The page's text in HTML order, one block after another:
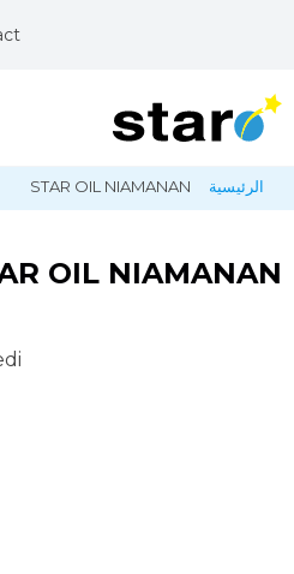
تجاوز
إلى
الرئيسي
مسار
الرئيسية STAR OIL NIAMANAN
OIL NIAMANAN